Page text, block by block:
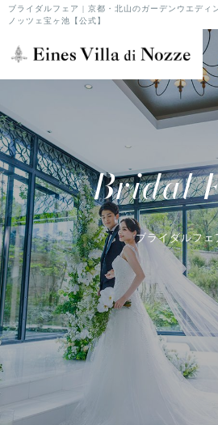
ブライダルフェア | 京都・北山のガーデンウエディ
ノッツェ宝ヶ池【公式】
Bridal
ブライダルフェ